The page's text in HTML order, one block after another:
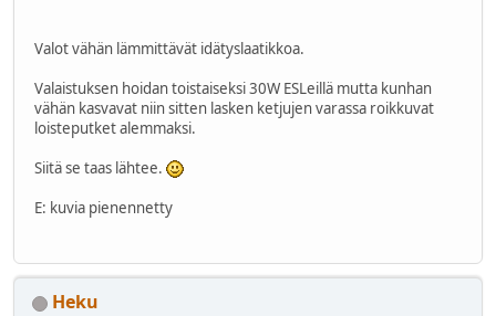
Valot vähän lämmittävät idätyslaatikkoa.
Valaistuksen hoidan toistaiseksi 30W ESLeillä mutta kunhan
vähän kasvavat niin sitten lasken ketjujen varassa roikkuvat
loisteputket alemmaksi.
Siitä se taas lähtee.
E: kuvia pienennetty
Heku